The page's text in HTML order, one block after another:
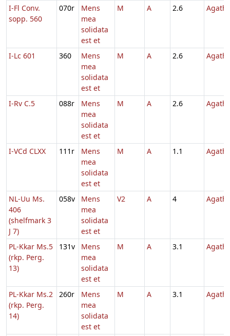
I-Fl Conv.
sopp. 560
070r
Mens
mea
solidata
est et
M A 2.6
I-Lc 601 360
Mens
mea
solidata
est et
M A 2.6
I-Rv C.5 088r
Mens
mea
solidata
est et
M A 2.6
I-VCd CLXX 111r
Mens
mea
solidata
est et
M A 1.1
NL-Uu Ms.
406
(shelfmark 3
J 7)
058v
Mens
mea
solidata
est et
V2 A 4
PL-Kkar Ms.5
(rkp. Perg.
13)
131v
Mens
mea
solidata
est et
M A 3.1
PL-Kkar Ms.2
(rkp. Perg.
14)
260r
Mens
mea
solidata
est et
M A 3.1